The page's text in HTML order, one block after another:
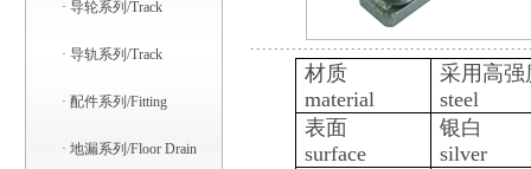
· 导轮系列/Track
· 导轨系列/Track
· 配件系列/Fitting
· 地漏系列/Floor Drain
材质
material
采用高强
steel
表面
surface
银白
silver